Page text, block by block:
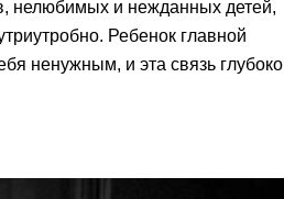
нелюбимых и нежданных детей,
Ребенок главной
ненужным, и эта связь глубоко